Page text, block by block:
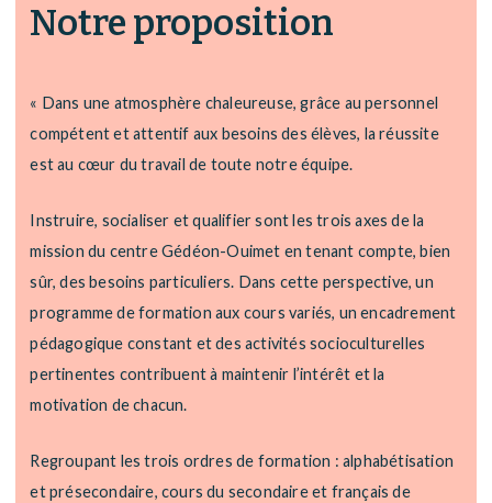
Notre proposition
« Dans une atmosphère chaleureuse, grâce au personnel
compétent et attentif aux besoins des élèves, la réussite
est au cœur du travail de toute notre équipe.
Instruire, socialiser et qualifier sont les trois axes de la
mission du centre Gédéon-Ouimet en tenant compte, bien
sûr, des besoins particuliers. Dans cette perspective, un
programme de formation aux cours variés, un encadrement
pédagogique constant et des activités socioculturelles
pertinentes contribuent à maintenir l’intérêt et la
motivation de chacun.
Regroupant les trois ordres de formation : alphabétisation
et présecondaire, cours du secondaire et français de